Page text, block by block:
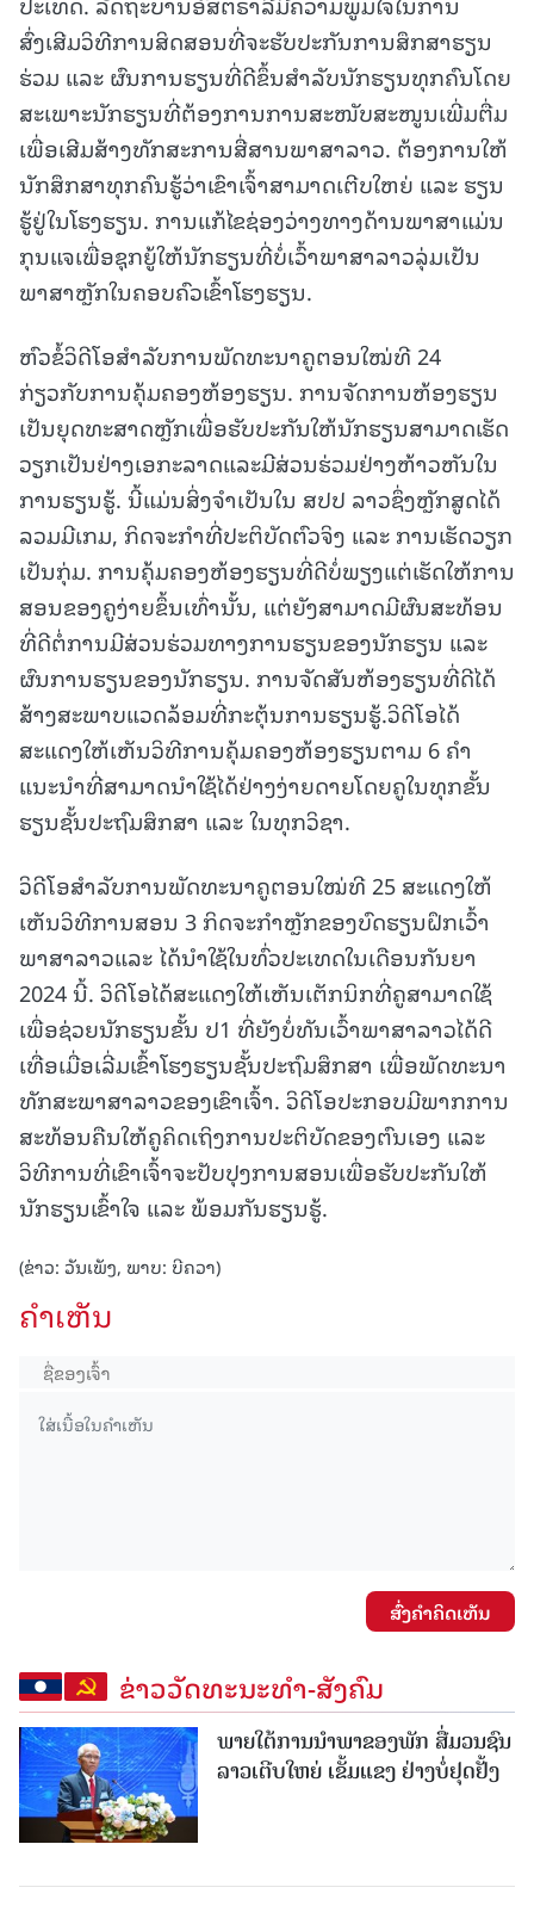
ສົ່ງເສີມວິທີການສິດສອນທີ່ຈະຮັບປະກັນການສຶກສາຮຽນ
ຮ່ວມ ແລະ ຜົນການຮຽນທີ່ດີຂຶ້ນສໍາລັບນັກຮຽນທຸກຄົນໂດຍ
ສະເພາະນັກຮຽນທີ່ຕ້ອງການການສະໜັບສະໜູນເພີ່ມຕື່ມ
ເພື່ອເສີມສ້າງທັກສະການສື່ສານພາສາລາວ. ຕ້ອງການໃຫ້
ນັກສຶກສາທຸກຄົນຮູ້ວ່າເຂົາເຈົ້າສາມາດເຕີບໃຫຍ່ ແລະ ຮຽນ
ຮູ້ຢູ່ໃນໂຮງຮຽນ. ການແກ້ໄຂຊ່ອງວ່າງທາງດ້ານພາສາແມ່ນ
ກຸນແຈເພື່ອຊຸກຍູ້ໃຫ້ນັກຮຽນທີ່ບໍ່ເວົ້າພາສາລາວລຸ່ມເປັນ
ພາສາຫຼັກໃນຄອບຄົວເຂົ້າໂຮງຮຽນ.
ຫົວຂໍ້ວິດີໂອສຳລັບການພັດທະນາຄູຕອນໃໝ່ທີ 24
ກ່ຽວກັບການຄຸ້ມຄອງຫ້ອງຮຽນ. ການຈັດການຫ້ອງຮຽນ
ເປັນຍຸດທະສາດຫຼັກເພື່ອຮັບປະກັນໃຫ້ນັກຮຽນສາມາດເຮັດ
ວຽກເປັນຢ່າງເອກະລາດແລະມີສ່ວນຮ່ວມຢ່າງຫ້າວຫັນໃນ
ການຮຽນຮູ້. ນີ້ແມ່ນສິ່ງຈຳເປັນໃນ ສປປ ລາວຊຶ່ງຫຼັກສູດໄດ້
ລວມມີເກມ, ກິດຈະກຳທີ່ປະຕິບັດຕົວຈິງ ແລະ ການເຮັດວຽກ
ເປັນກຸ່ມ. ການຄຸ້ມຄອງຫ້ອງຮຽນທີ່ດີບໍ່ພຽງແຕ່ເຮັດໃຫ້ການ
ສອນຂອງຄູງ່າຍຂຶ້ນເທົ່ານັ້ນ, ແຕ່ຍັງສາມາດມີຜົນສະທ້ອນ
ທີ່ດີຕໍ່ການມີສ່ວນຮ່ວມທາງການຮຽນຂອງນັກຮຽນ ແລະ
ຜົນການຮຽນຂອງນັກຮຽນ. ການຈັດສັນຫ້ອງຮຽນທີ່ດີໄດ້
ສ້າງສະພາບແວດລ້ອມທີ່ກະຕຸ້ນການຮຽນຮູ້.ວິດີໂອໄດ້
ສະແດງໃຫ້ເຫັນວິທີການຄຸ້ມຄອງຫ້ອງຮຽນຕາມ 6 ຄຳ
ແນະນຳທີ່ສາມາດນຳໃຊ້ໄດ້ຢ່າງງ່າຍດາຍໂດຍຄູໃນທຸກຂັ້ນ
ຮຽນຊັ້ນປະຖົມສຶກສາ ແລະ ໃນທຸກວິຊາ.
ວິດີໂອສຳລັບການພັດທະນາຄູຕອນໃໝ່ທີ 25 ສະແດງໃຫ້
ເຫັນວິທີການສອນ 3 ກິດຈະກຳຫຼັກຂອງບົດຮຽນຝຶກເວົ້າ
ພາສາລາວແລະ ໄດ້ນຳໃຊ້ໃນທົ່ວປະເທດໃນເດືອນກັນຍາ
2024 ນີ້. ວິດີໂອໄດ້ສະແດງໃຫ້ເຫັນເຕັກນິກທີ່ຄູສາມາດໃຊ້
ເພື່ອຊ່ວຍນັກຮຽນຂັ້ນ ປ1 ທີ່ຍັງບໍ່ທັນເວົ້າພາສາລາວໄດ້ດີ
ເທື່ອເມື່ອເລີ່ມເຂົ້າໂຮງຮຽນຊັ້ນປະຖົມສຶກສາ ເພື່ອພັດທະນາ
ທັກສະພາສາລາວຂອງເຂົາເຈົ້າ. ວິດີໂອປະກອບມີພາກການ
ສະທ້ອນຄືນໃຫ້ຄູຄິດເຖິງການປະຕິບັດຂອງຕົນເອງ ແລະ
ວິທີການທີ່ເຂົາເຈົ້າຈະປັບປຸງການສອນເພື່ອຮັບປະກັນໃຫ້
ນັກຮຽນເຂົ້າໃຈ ແລະ ພ້ອມກັນຮຽນຮູ້.
(ຂ່າວ: ວັນເພັງ, ພາບ: ບີຄວາ)
ຄໍາເຫັນ
ສົ່ງຄໍາຄິດເຫັນ
ຂ່າວວັດທະນະທຳ-ສັງຄົມ
ພາຍໃຕ້ການນໍາພາຂອງພັກ ສື່ມວນຊົນ
ລາວເຕີບໃຫຍ່ ເຂັ້ມແຂງ ຢ່າງບໍ່ຢຸດຢັ້ງ